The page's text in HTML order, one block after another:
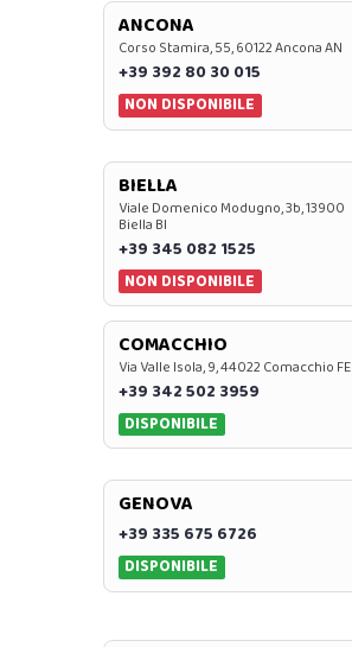
ANCONA
Corso Stamira, 55, 60122 Ancona AN
+39 392 80 30 015
NON DISPONIBILE
BIELLA
Viale Domenico Modugno, 3b, 13900
Biella BI
+39 345 082 1525
NON DISPONIBILE
COMACCHIO
Via Valle Isola, 9, 44022 Comacchio FE
+39 342 502 3959
DISPONIBILE
GENOVA
+39 335 675 6726
DISPONIBILE